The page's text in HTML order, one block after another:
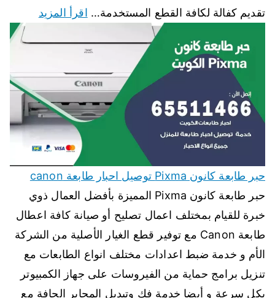
تقديم كفالة لكافة القطع المستخدمة… اقرأ المزيد
حبر طابعة كانون Pixma توصيل احبار طابعة canon
حبر طابعة كانون Pixma المميزة بأفضل العمال ذوي
خبرة للقيام بمختلف اعمال تصليح أو صيانة كافة اعطال
طابعة Canon مع توفير قطع الغيار الأصلية من الشركة
الأم و خدمة ضبط اعدادات مختلف انواع الطابعات مع
تنزيل برامج حماية من الفيروسات على جهاز الكمبيوتر
بكل سرعة و أيضا خدمة فك وتبديل المحابر الجافة مع